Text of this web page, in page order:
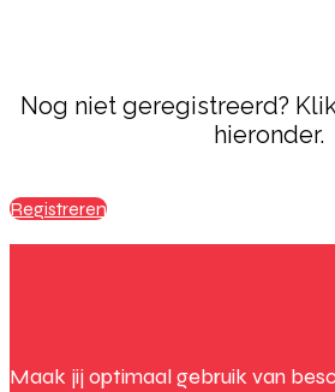
Nog niet geregistreerd?
hieronder.
Registreren
Maak jij optimaal gebruik van